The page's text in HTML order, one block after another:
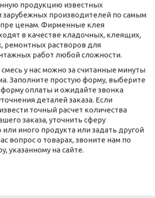
продукцию известных
зарубежных производителей по самым
ценам. Фирменные клея
в качестве кладочных, клеящих,
растворов для
работ любой сложности.
у нас можно за считанные минуты
Заполните простую форму, выберите
оплаты и ожидайте звонка
деталей заказа. Если
точный расчет количества
заказа, уточнить сферу
иного продукта или задать другой
вопрос о товарах, звоните нам по
указанному на сайте.